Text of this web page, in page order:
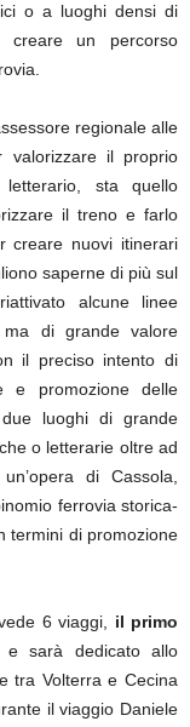
o a luoghi densi di
creare un percorso
regionale alle
valorizzare il proprio
sta quello
il treno e farlo
creare nuovi itinerari
saperne di più sul
alcune linee
ma di grande valore
il preciso intento di
e promozione delle
luoghi di grande
o letterarie oltre ad
di Cassola,
ferrovia storica-
termini di promozione
6 viaggi,
il primo
e sarà dedicato allo
tra Volterra e Cecina
il viaggio Daniele